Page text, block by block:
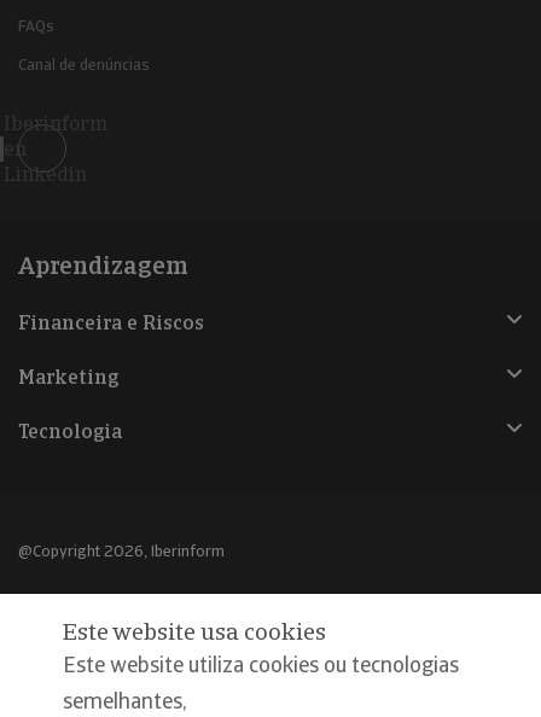
FAQs
Canal de denúncias
Iberinform
en
Linkedin
Aprendizagem
Financeira e Riscos
Marketing
Tecnologia
@Copyright 2026, Iberinform
Declaração de privacidade
Este website usa cookies
Este website utiliza cookies ou tecnologias
semelhantes,